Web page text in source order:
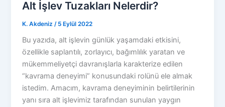
Alt İşlev Tuzakları Nelerdir?
K. Akdeniz / 5 Eylül 2022
Bu yazıda, alt işlevin günlük yaşamdaki etkisini,
özellikle saplantılı, zorlayıcı, bağımlılık yaratan ve
mükemmeliyetçi davranışlarla karakterize edilen
“kavrama deneyimi” konusundaki rolünü ele almak
istedim. Amacım, kavrama deneyiminin belirtilerinin
yanı sıra alt işlevimiz tarafından sunulan yaygın